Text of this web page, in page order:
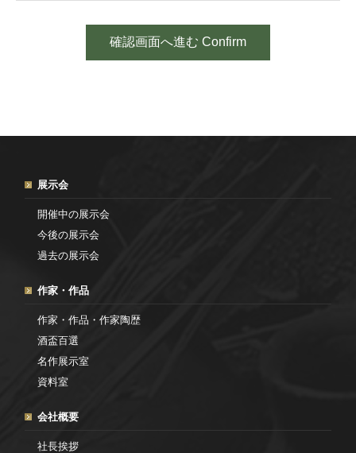
展示会
開催中の展示会
今後の展示会
過去の展示会
作家・作品
作家・作品・作家陶歴
酒盃百選
名作展示室
資料室
会社概要
社長挨拶